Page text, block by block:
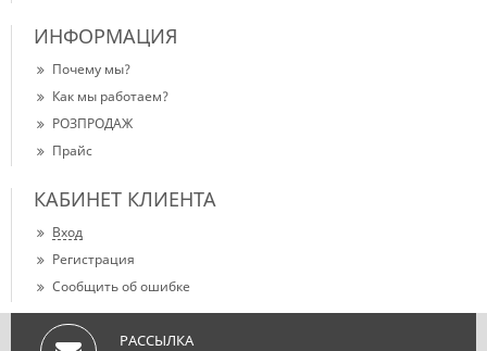
ИНФОРМАЦИЯ
Почему мы?
Как мы работаем?
РОЗПРОДАЖ
Прайс
КАБИНЕТ КЛИЕНТА
Вход
Регистрация
Сообщить об ошибке
РАССЫЛКА